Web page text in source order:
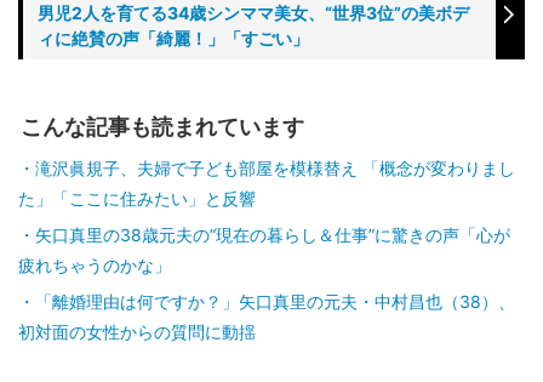
男児2人を育てる34歳シンママ美女、“世界3位”の美ボデ
ィに絶賛の声「綺麗！」「すごい」
こんな記事も読まれています
滝沢眞規子、夫婦で子ども部屋を模様替え 「概念が変わりまし
た」「ここに住みたい」と反響
矢口真里の38歳元夫の“現在の暮らし＆仕事”に驚きの声「心が
疲れちゃうのかな」
「離婚理由は何ですか？」矢口真里の元夫・中村昌也（38）、
初対面の女性からの質問に動揺